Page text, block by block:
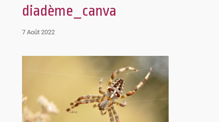
diadème_canva
7 Août 2022